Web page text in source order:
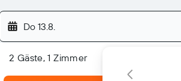
Do 13.8.
2 Gäste, 1 Zimmer